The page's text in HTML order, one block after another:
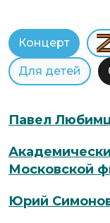
Концерт
Для детей
Павел
Московской
Юрий